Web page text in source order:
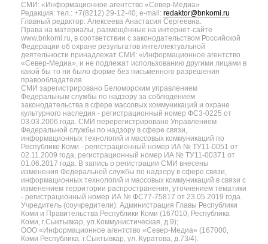
СМИ: «Информационное агентство «Север-Медиа»
Редакция: тел.: +7(8212) 29-12-40, e-mail: redaktor@bnkomi.ru
Главный редактор: Алексеева Анастасия Сергеевна.
Права на материалы, размещённые на интернет-сайте
www.bnkomi.ru, в соответствии с законодательством Российской
Федерации об охране результатов интеллектуальной
деятельности принадлежат СМИ: «Информационное агентство
«Север-Медиа», и не подлежат использованию другими лицами в
какой бы то ни было форме без письменного разрешения
правообладателя.
СМИ зарегистрировано Беломорским управлением
Федеральным службы по надзору за соблюдением
законодательства в сфере массовых коммуникаций и охране
культурного наследия - регистрационный номер ФС3-0225 от
03.03.2006 года. СМИ перерегистрировано Управлением
Федеральной службы по надзору в сфере связи,
информационных технологий и массовых коммуникаций по
Республике Коми - регистрационный номер ИА № ТУ11-0051 от
02.11.2009 года, регистрационный номер ИА № ТУ11-00371 от
01.06.2017 года. В запись о регистрации СМИ внесены
изменения Федеральной службы по надзору в сфере связи,
информационных технологий и массовых коммуникаций в связи с
изменением территории распространения, уточнением тематики
- регистрационный номер ИА № ФС77-75817 от 23.05.2019 года.
Учредитель (соучредители): Администрация Главы Республики
Коми и Правительства Республики Коми (167010, Республика
Коми, г.Сыктывкар, ул.Коммунистическая, д.9);
ООО «Информационное агентство «Север-Медиа» (167000,
Коми Республика, г.Сыктывкар, ул. Куратова, д.73/4).